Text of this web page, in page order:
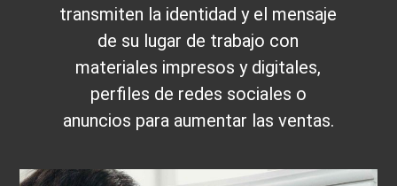
transmiten la identidad y el mensaje
de su lugar de trabajo con
materiales impresos y digitales,
perfiles de redes sociales o
anuncios para aumentar las ventas.